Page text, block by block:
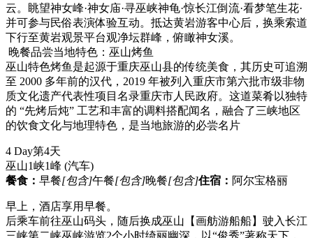
云。眺望神女峰·神女庙·寻巫峡神龟·惊长江倒流·看梦笔生花·
并可参与民俗表演体验互动。抵达黄岩游客中心后，换乘索道
下行至黄岩观景平台观净坛群峰，俯瞰神女溪。
晚餐品尝当地特色：巫山烤鱼
巫山特色烤鱼是起源于重庆巫山县的传统美食，其历史可追溯
至 2000 多年前的汉代，2019 年被列入重庆市第六批市级非物
质文化遗产代表性项目名录重庆市人民政府。这道菜肴以独特
的 “先烤后炖” 工艺和丰富的调料搭配闻名，融合了三峡地区
的饮食文化与地理特色，是当地旅游的必尝名片
4 Day第4天
巫山1峡1峰 (汽车)
餐食： 早餐[包含]午餐[包含]晚餐[包含]住宿： 阿尔宝格丽
早上，酒店享用早餐。
后乘车前往巫山码头，随后换成巫山【画舫游船船】驶入长江
三峡第二峡巫峡游览2个小时绮丽幽深，以“俊秀”著称天下，